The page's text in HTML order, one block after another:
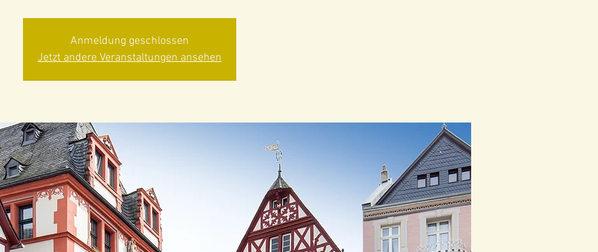
Anmeldung geschlossen
Jetzt andere Veranstaltungen ansehen